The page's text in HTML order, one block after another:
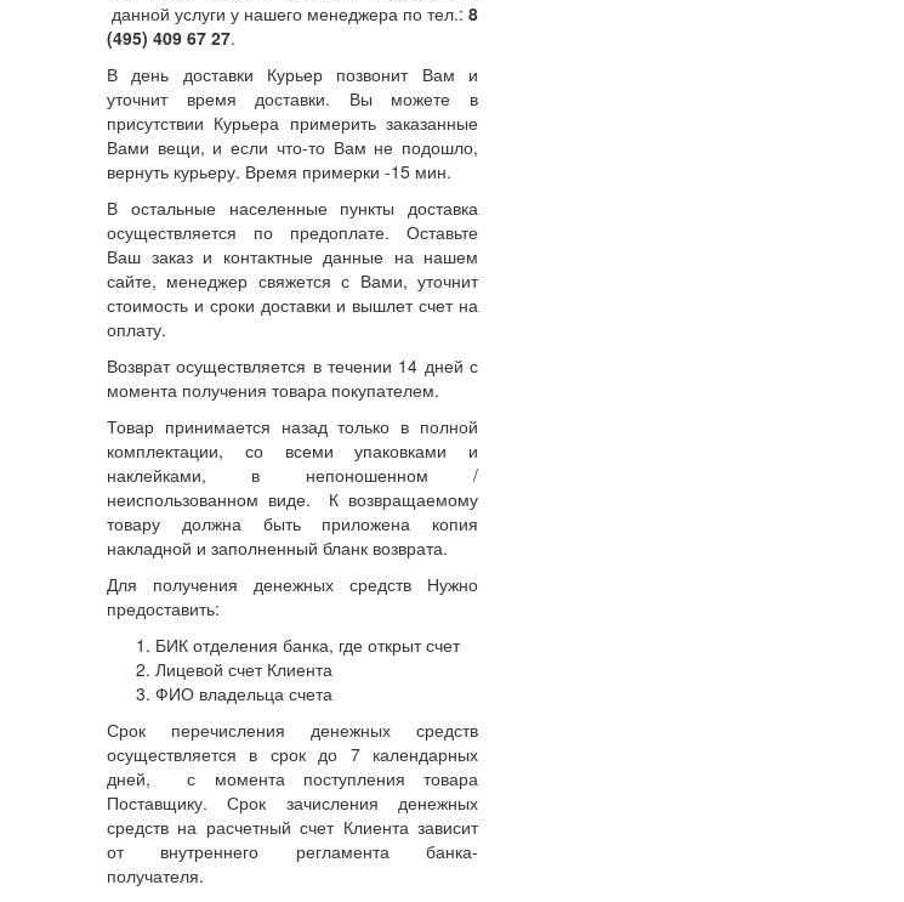
данной услуги у нашего менеджера по тел.: 8
(495) 409 67 27.
В день доставки Курьер позвонит Вам и
уточнит время доставки. Вы можете в
присутствии Курьера примерить заказанные
Вами вещи, и если что-то Вам не подошло,
вернуть курьеру. Время примерки -15 мин.
В остальные населенные пункты доставка
осуществляется по предоплате. Оставьте
Ваш заказ и контактные данные на нашем
сайте, менеджер свяжется с Вами, уточнит
стоимость и сроки доставки и вышлет счет на
оплату.
Возврат осуществляется в течении 14 дней с
момента получения товара покупателем.
Товар принимается назад только в полной
комплектации, со всеми упаковками и
наклейками, в непоношенном /
неиспользованном виде. К возвращаемому
товару должна быть приложена копия
накладной и заполненный бланк возврата.
Для получения денежных средств Нужно
предоставить:
БИК отделения банка, где открыт счет
Лицевой счет Клиента
ФИО владельца счета
Срок перечисления денежных средств
осуществляется в срок до 7 календарных
дней, с момента поступления товара
Поставщику. Срок зачисления денежных
средств на расчетный счет Клиента зависит
от внутреннего регламента банка-
получателя.